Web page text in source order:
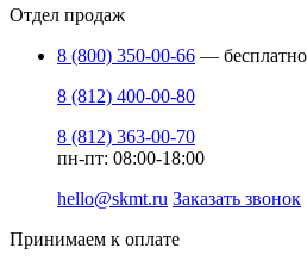
Отдел продаж
8 (800) 350-00-66 —
8 (812) 400-00-80
8 (812) 363-00-70
пн-пт: 08:00-18:00
hello@skmt.ru Заказать звонок
Принимаем к оплате